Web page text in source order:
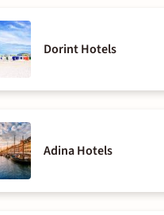
Dorint Hotels
Adina Hotels